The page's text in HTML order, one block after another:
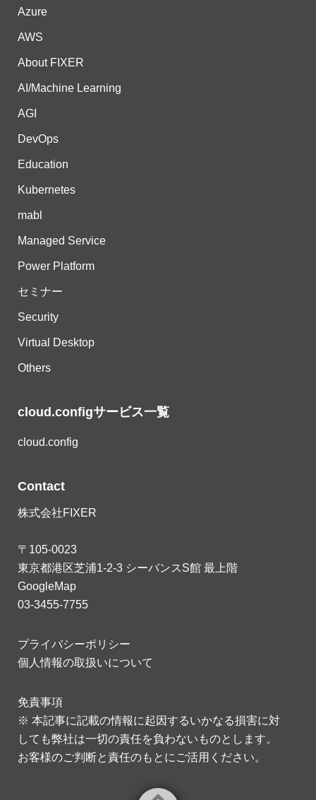
Azure
AWS
About FIXER
AI/Machine Learning
AGI
DevOps
Education
Kubernetes
mabl
Managed Service
Power Platform
セミナー
Security
Virtual Desktop
Others
cloud.configサービス一覧
cloud.config
Contact
株式会社FIXER
〒105-0023
東京都港区芝浦1-2-3 シーバンスS館 最上階
GoogleMap
03-3455-7755
プライバシーポリシー
個人情報の取扱いについて
免責事項
※ 本記事に記載の情報に起因するいかなる損害に対
しても弊社は一切の責任を負わないものとします。
お客様のご判断と責任のもとにご活用ください。